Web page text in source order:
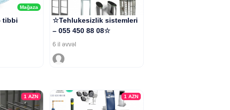
Mağaza
tibbi
☆Tehlukesizlik sistemleri
– 055 450 88 08☆
6 il əvvəl
1 AZN 1 AZN